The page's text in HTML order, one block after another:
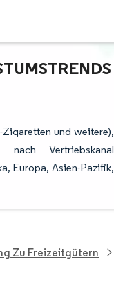
U
und weitere),
Vertriebskanal
Europa, Asien-Pazifik,
Zu Freizeitgütern